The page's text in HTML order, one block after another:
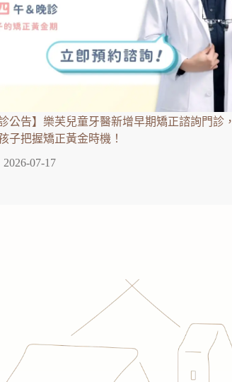
公告】樂芙兒童牙醫新增早期矯正諮詢門診，
子把握矯正黃金時機！
2026-07-17